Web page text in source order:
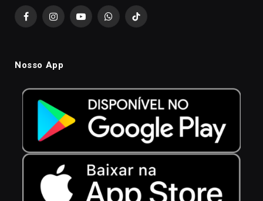
FacebookInstagramYouTubeWhatsAppTikTok
Nosso App